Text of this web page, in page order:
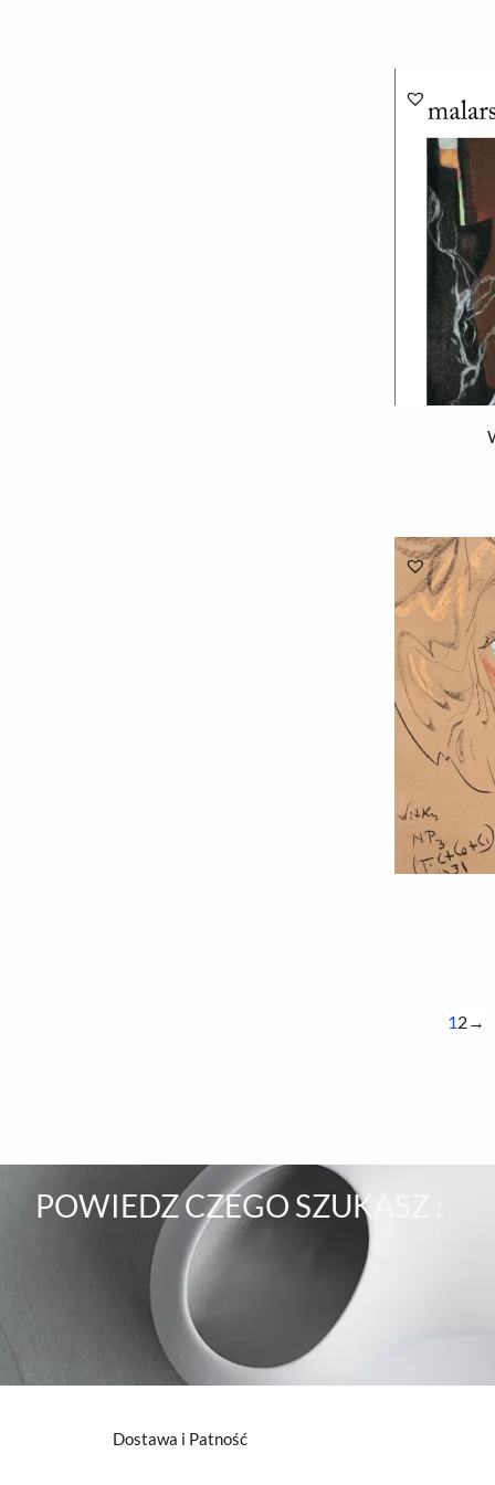
12→
POWIEDZ CZEGO SZUKASZ :
Dostawa i Patność